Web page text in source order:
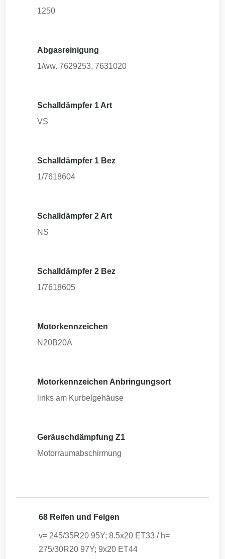
1250
Abgasreinigung
1/ww. 7629253, 7631020
Schalldämpfer 1 Art
VS
Schalldämpfer 1 Bez
1/7618604
Schalldämpfer 2 Art
NS
Schalldämpfer 2 Bez
1/7618605
Motorkennzeichen
N20B20A
Motorkennzeichen Anbringungsort
links am Kurbelgehäuse
Geräuschdämpfung Z1
Motorraumabschirmung
68 Reifen und Felgen
v= 245/35R20 95Y; 8.5x20 ET33 / h=
275/30R20 97Y; 9x20 ET44